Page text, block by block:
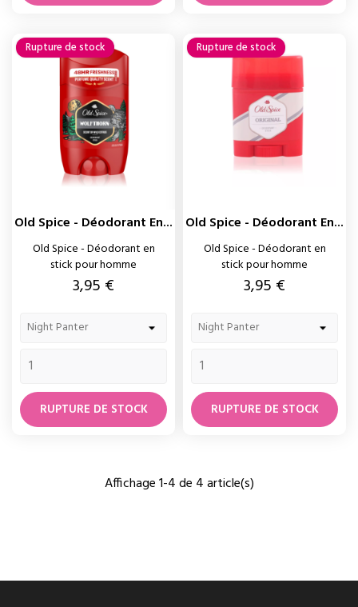
Old Spice - Déodorant En...
Old Spice - Déodorant en
stick pour homme
Prix
3,95 €
RUPTURE DE STOCK
Rupture de stock
Old Spice - Déodorant En...
Old Spice - Déodorant en
stick pour homme
Prix
3,95 €
RUPTURE DE STOCK
Rupture de stock
Affichage 1-4 de 4 article(s)